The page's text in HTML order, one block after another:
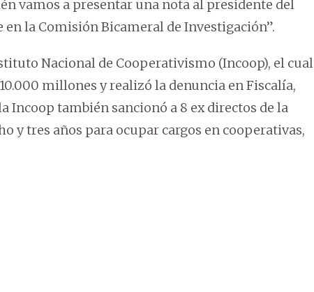
vamos a presentar una nota al presidente del
la Comisión Bicameral de Investigación”.
Nacional de Cooperativismo (Incoop), el cual
millones y realizó la denuncia en Fiscalía,
Incoop también sancionó a 8 ex directos de la
y tres años para ocupar cargos en cooperativas,